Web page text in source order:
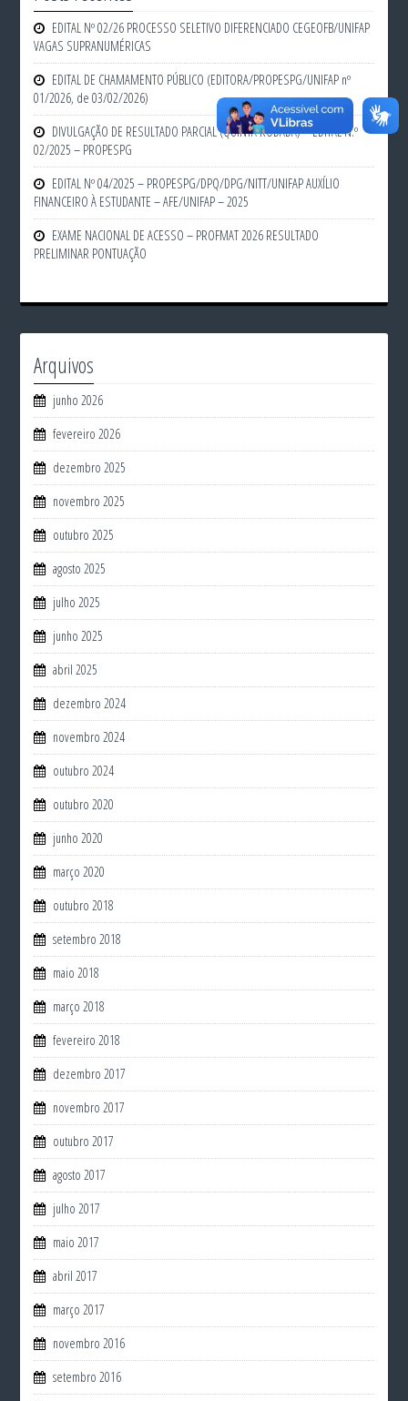
EDITAL Nº 02/26 PROCESSO SELETIVO DIFERENCIADO CEGEOFB/UNIFAP
VAGAS SUPRANUMÉRICAS
EDITAL DE CHAMAMENTO PÚBLICO (EDITORA/PROPESPG/UNIFAP nº
01/2026, de 03/02/2026)
DIVULGAÇÃO DE RESULTADO PARCIAL (QUINTA RODADA) – EDITAL N.º
02/2025 – PROPESPG
EDITAL Nº 04/2025 – PROPESPG/DPQ/DPG/NITT/UNIFAP AUXÍLIO
FINANCEIRO À ESTUDANTE – AFE/UNIFAP – 2025
EXAME NACIONAL DE ACESSO – PROFMAT 2026 RESULTADO
PRELIMINAR PONTUAÇÃO
Arquivos
junho 2026
fevereiro 2026
dezembro 2025
novembro 2025
outubro 2025
agosto 2025
julho 2025
junho 2025
abril 2025
dezembro 2024
novembro 2024
outubro 2024
outubro 2020
junho 2020
março 2020
outubro 2018
setembro 2018
maio 2018
março 2018
fevereiro 2018
dezembro 2017
novembro 2017
outubro 2017
agosto 2017
julho 2017
maio 2017
abril 2017
março 2017
novembro 2016
setembro 2016